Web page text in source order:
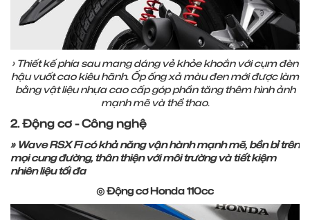
› Thiết kế phía sau mang dáng vẻ khỏe khoắn với cụm đèn
hậu vuốt cao kiêu hãnh. Ốp ống xả màu đen mới được làm
bằng vật liệu nhựa cao cấp góp phần tăng thêm hình ảnh
mạnh mẽ và thể thao.
2. Động cơ - Công nghệ
» Wave RSX Fi có khả năng vận hành mạnh mẽ, bền bỉ trên
mọi cung đường, thân thiện với môi trường và tiết kiệm
nhiên liệu tối đa
◎ Động cơ Honda 110cc